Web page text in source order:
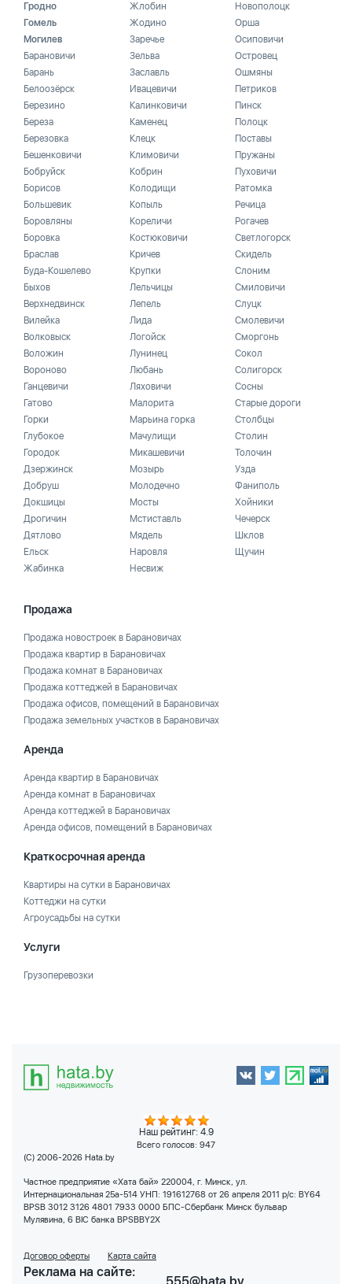
Гродно
Гомель
Могилев
Барановичи
Барань
Белоозёрск
Березино
Береза
Березовка
Бешенковичи
Бобруйск
Борисов
Большевик
Боровляны
Боровка
Браслав
Буда-Кошелево
Быхов
Верхнедвинск
Вилейка
Волковыск
Воложин
Вороново
Ганцевичи
Гатово
Горки
Глубокое
Городок
Дзержинск
Добруш
Докшицы
Дрогичин
Дятлово
Ельск
Жабинка
Жлобин
Жодино
Заречье
Зельва
Заславль
Ивацевичи
Калинковичи
Каменец
Клецк
Климовичи
Кобрин
Колодищи
Копыль
Кореличи
Костюковичи
Кричев
Крупки
Лельчицы
Лепель
Лида
Логойск
Лунинец
Любань
Ляховичи
Малорита
Марьина горка
Мачулищи
Микашевичи
Мозырь
Молодечно
Мосты
Мстиставль
Мядель
Наровля
Несвиж
Новополоцк
Орша
Осиповичи
Островец
Ошмяны
Петриков
Пинск
Полоцк
Поставы
Пружаны
Пуховичи
Ратомка
Речица
Рогачев
Светлогорск
Скидель
Слоним
Смиловичи
Слуцк
Смолевичи
Сморгонь
Сокол
Солигорск
Сосны
Старые дороги
Столбцы
Столин
Толочин
Узда
Фаниполь
Хойники
Чечерск
Шклов
Щучин
Продажа
Продажа новостроек в Барановичах
Продажа квартир в Барановичах
Продажа комнат в Барановичах
Продажа коттеджей в Барановичах
Продажа офисов, помещений в Барановичах
Продажа земельных участков в Барановичах
Аренда
Аренда квартир в Барановичах
Аренда комнат в Барановичах
Аренда коттеджей в Барановичах
Аренда офисов, помещений в Барановичах
Краткосрочная аренда
Квартиры на сутки в Барановичах
Коттеджи на сутки
Агроусадьбы на сутки
Услуги
Грузоперевозки
Наш рейтинг: 4.9
Всего голосов: 947
(C) 2006-2026 Hata.by
Частное предприятие «Хата бай» 220004, г. Минск, ул.
Интернациональная 25а-514 УНП: 191612768 от 26 апреля 2011 р/с: BY64
BPSB 3012 3126 4801 7933 0000 БПС-Сбербанк Минск бульвар
Мулявина, 6 BIC банка BPSBBY2X
Договор оферты Карта сайта
Реклама на сайте: